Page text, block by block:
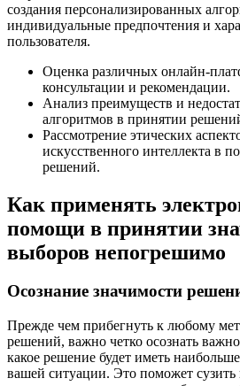
создания персонализированных
индивидуальные предпочтения и
пользователя.
Оценка различных онлайн-
консультации и рекомендации.
Анализ преимуществ и
алгоритмов в принятии
Рассмотрение этических
искусственного интеллекта в
решений.
Как применять
помощи в принятии
выборов непогрешимо
Осознание значимости
Прежде чем прибегнуть к любому
решений, важно четко осознать
какое решение будет иметь
вашей ситуации. Это поможет сузить